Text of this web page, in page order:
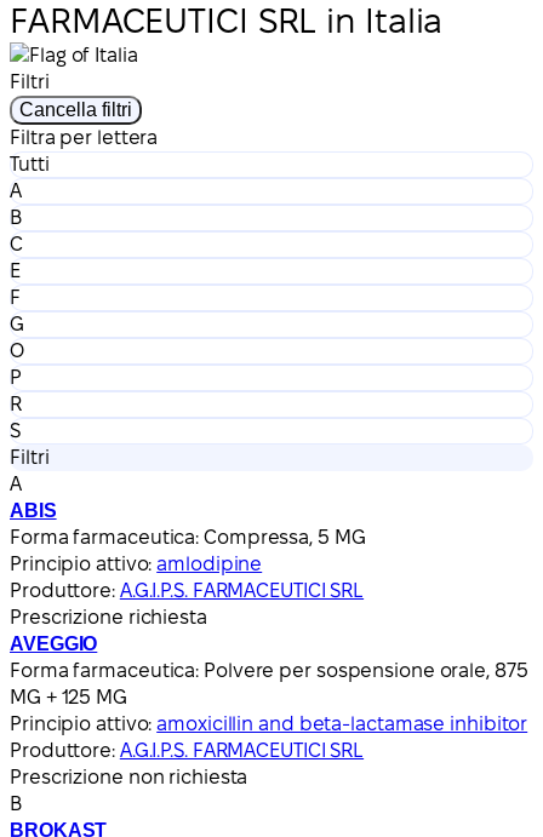
FARMACEUTICI SRL in Italia
Filtri
Cancella filtri
Filtra per lettera
Tutti
A
B
C
E
F
G
O
P
R
S
Filtri
A
ABIS
Forma farmaceutica: Compressa, 5 MG
Principio attivo:amlodipine
Produttore: A.G.I.P.S. FARMACEUTICI SRL
Prescrizione richiesta
AVEGGIO
Forma farmaceutica: Polvere per sospensione orale, 875
MG + 125 MG
Principio attivo:amoxicillin and beta-lactamase inhibitor
Produttore: A.G.I.P.S. FARMACEUTICI SRL
Prescrizione non richiesta
B
BROKAST